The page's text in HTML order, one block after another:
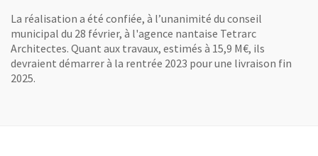
La réalisation a été confiée, à l’unanimité du conseil
municipal du 28 février, à l'agence nantaise Tetrarc
Architectes. Quant aux travaux, estimés à 15,9 M€, ils
devraient démarrer à la rentrée 2023 pour une livraison fin
2025.